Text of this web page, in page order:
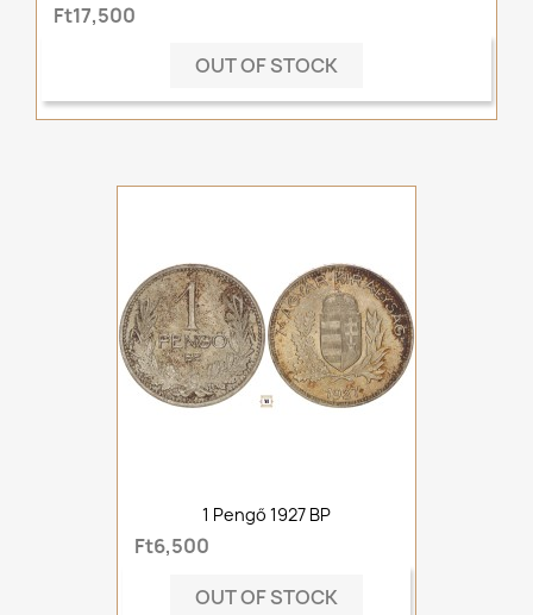
Ft17,500
OUT OF STOCK
1 Pengő 1927 BP
Ft6,500
OUT OF STOCK